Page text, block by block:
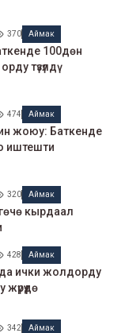
370 Аймак
100дөн
түзүлдү
474 Аймак
жоюу: Баткенде
иштешти
320 Аймак
кырдаал
428 Аймак
ички жолдорду
342 Аймак